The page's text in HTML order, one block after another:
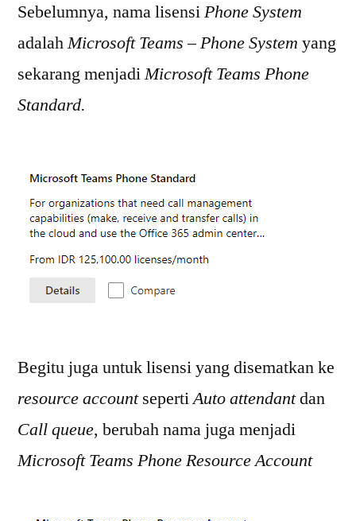
Sebelumnya, nama lisensiPhone System
adalahMicrosoft Teams – Phone System yang
sekarang menjadiMicrosoft Teams Phone
Standard.
Begitu juga untuk lisensi yang disematkan ke
resource accountsepertiAuto attendantdan
Call queue, berubah nama juga menjadi
Microsoft Teams PhoneResource Account